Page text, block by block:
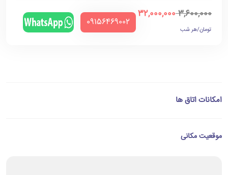
3,600,000
32,000,000
تومان/هر شب
‪09156469002‬
امکانات اتاق ها
موقعیت مکانی